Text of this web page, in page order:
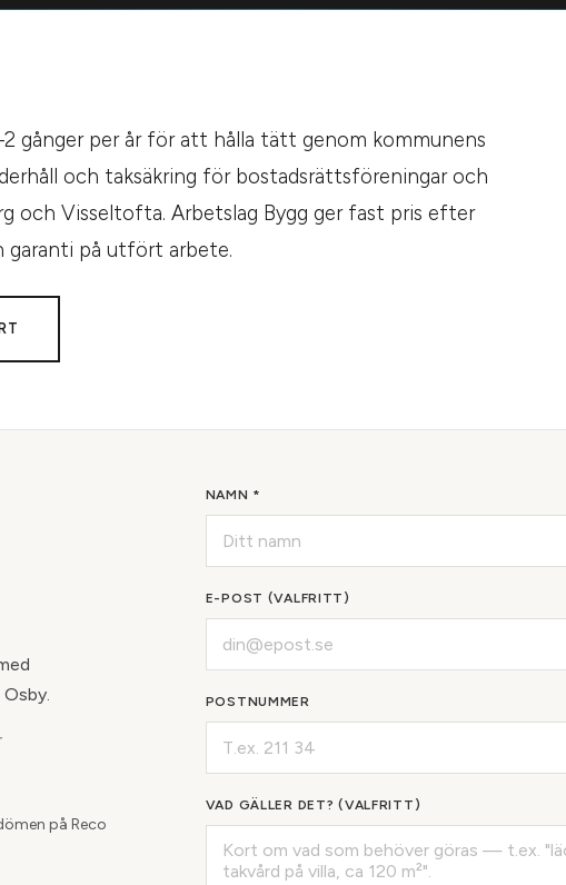
gånger per år för att hålla tätt genom kommunens
och taksäkring för bostadsrättsföreningar och
och Visseltofta. Arbetslag Bygg ger fast pris efter
garanti på utfört arbete.
på Reco
NAMN *
E-POST (VALFRITT)
POSTNUMMER
VAD GÄLLER DET? (VALFRITT)